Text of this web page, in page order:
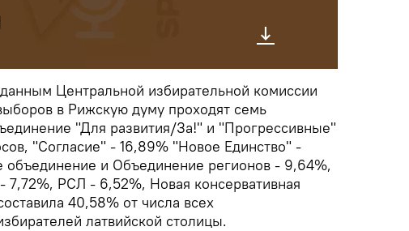
Центральной избирательной комиссии
в Рижскую думу проходят семь
"Для развития/За!" и "Прогрессивные"
"Согласие" - 16,89% "Новое Единство" -
объединение и Объединение регионов - 9,64%,
7,72%, РСЛ - 6,52%, Новая консервативная
40,58% от числа всех
латвийской столицы.